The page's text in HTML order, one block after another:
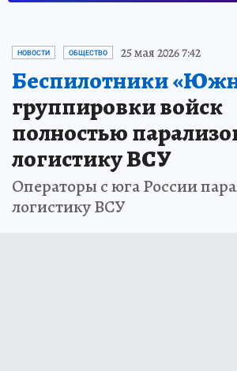
НОВОСТИ ОБЩЕСТВО 25 мая 2026 7:42
Беспилотники
группировки войск
полностью
логистику ВСУ
Операторы с юга России
логистику ВСУ